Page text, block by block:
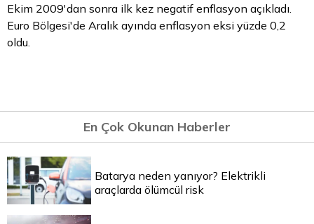
Ekim 2009'dan sonra ilk kez negatif enflasyon açıkladı.
Euro Bölgesi'de Aralık ayında enflasyon eksi yüzde 0,2
oldu.
En Çok Okunan Haberler
Batarya neden yanıyor? Elektrikli
araçlarda ölümcül risk